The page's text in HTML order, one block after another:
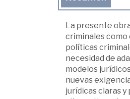
La presente
criminales como
políticas
necesidad de
modelos
nuevas
jurídicas claras